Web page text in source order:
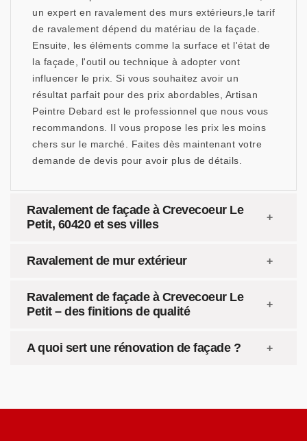
un expert en ravalement des murs extérieurs,le tarif
de ravalement dépend du matériau de la façade.
Ensuite, les éléments comme la surface et l'état de
la façade, l'outil ou technique à adopter vont
influencer le prix. Si vous souhaitez avoir un
résultat parfait pour des prix abordables, Artisan
Peintre Debard est le professionnel que nous vous
recommandons. Il vous propose les prix les moins
chers sur le marché. Faites dès maintenant votre
demande de devis pour avoir plus de détails.
Ravalement de façade à Crevecoeur Le
Petit, 60420 et ses villes
Ravalement de mur extérieur
Ravalement de façade à Crevecoeur Le
Petit – des finitions de qualité
A quoi sert une rénovation de façade ?